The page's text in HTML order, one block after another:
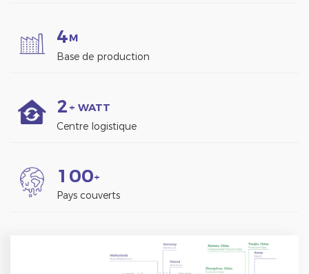
4M
Base de production
2 + WATT
Centre logistique
1 00+
Pays couverts